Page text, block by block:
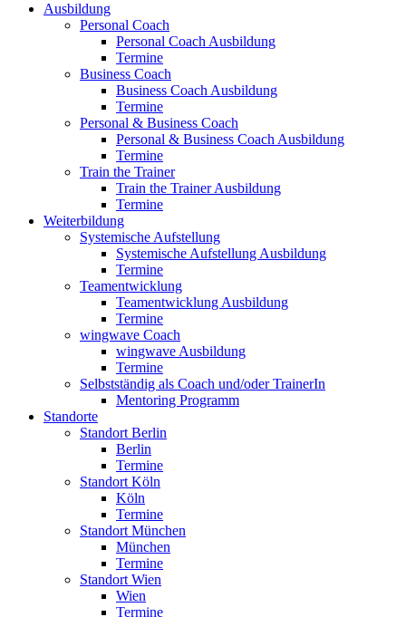
Ausbildung
Personal Coach
Personal Coach Ausbildung
Termine
Business Coach
Business Coach Ausbildung
Termine
Personal & Business Coach
Personal & Business Coach Ausbildung
Termine
Train the Trainer
Train the Trainer Ausbildung
Termine
Weiterbildung
Systemische Aufstellung
Systemische Aufstellung Ausbildung
Termine
Teamentwicklung
Teamentwicklung Ausbildung
Termine
wingwave Coach
wingwave Ausbildung
Termine
Selbstständig als Coach und/oder TrainerIn
Mentoring Programm
Standorte
Standort Berlin
Berlin
Termine
Standort Köln
Köln
Termine
Standort München
München
Termine
Standort Wien
Wien
Termine